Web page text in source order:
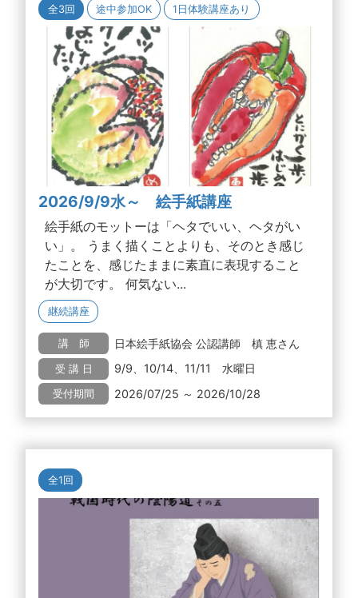
全3回 途中参加OK 1日体験講座あり
2026/9/9水～ 絵手紙講座
絵手紙のモットーは「ヘタでいい、ヘタがい
い」。 うまく描くことよりも、そのとき感じ
たことを、感じたままに素直に表現すること
が大切です。 何気ない...
継続講座
講 師 日本絵手紙協会 公認講師 槙 恵さん
受 講 日 9/9、10/14、11/11 水曜日
受付期間 2026/07/25 ～ 2026/10/28
全1回